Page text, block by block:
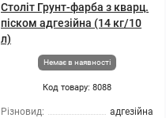
Століт Грунт-фарба з кварц.
піском адгезійна (14 кг/10
л)
Немає в наявності
Код товару: 8088
Різновид:
адгезійна